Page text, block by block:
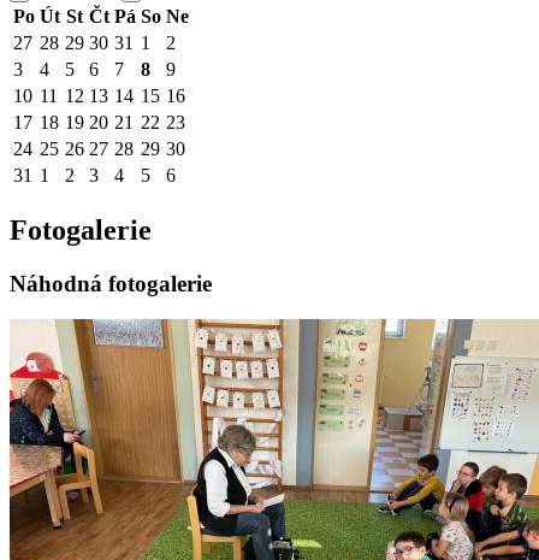
Po Út St Čt Pá So Ne
27 28 29 30 31 1
2
3
4 5 6 7 8
9
10 11 12 13 14 15 16
17 18 19 20 21 22 23
24 25 26 27 28 29 30
31 1 2 3 4 5 6
Fotogalerie
Náhodná fotogalerie